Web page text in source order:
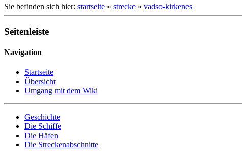
Sie befinden sich hier: startseite » strecke » vadso-kirkenes
Seitenleiste
Navigation
Startseite
Übersicht
Umgang mit dem Wiki
Geschichte
Die Schiffe
Die Häfen
Die Streckenabschnitte